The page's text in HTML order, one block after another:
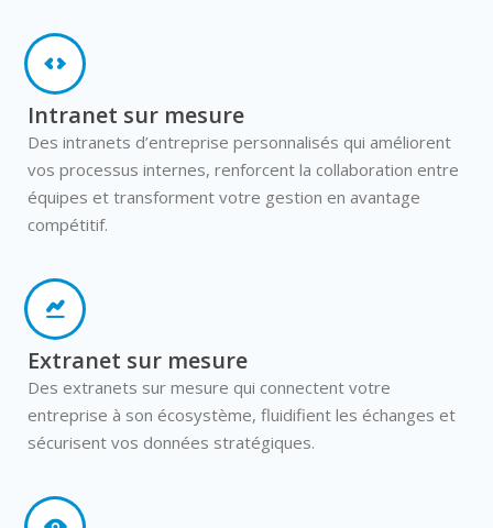
Intranet sur mesure
Des intranets d’entreprise personnalisés qui améliorent
vos processus internes, renforcent la collaboration entre
équipes et transforment votre gestion en avantage
compétitif.
Extranet sur mesure
Des extranets sur mesure qui connectent votre
entreprise à son écosystème, fluidifient les échanges et
sécurisent vos données stratégiques.